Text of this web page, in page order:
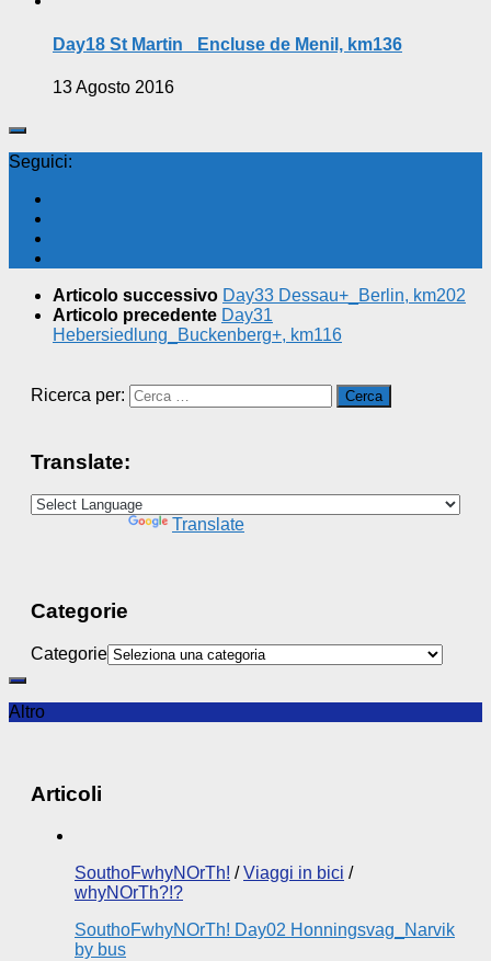
Day18 St Martin _Encluse de Menil, km136
13 Agosto 2016
Seguici:
Articolo successivo Day33 Dessau+_Berlin, km202
Articolo precedente Day31
Hebersiedlung_Buckenberg+, km116
Ricerca per:
Translate:
Translate
Categorie
Categorie
Altro
Articoli
SouthoFwhyNOrTh! /Viaggi in bici /
whyNOrTh?!?
SouthoFwhyNOrTh! Day02 Honningsvag_Narvik
by bus